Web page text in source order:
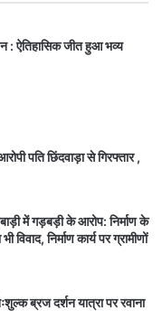
: ऐतिहासिक जीत हुआ भव्य
पति छिंदवाड़ा से गिरफ्तार ,
में गड़बड़ी के आरोप: निर्माण के
निर्माण कार्य पर ग्रामीणों
ब्रज दर्शन यात्रा पर रवाना